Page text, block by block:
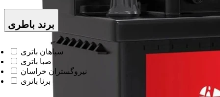
برند باطری
سپاهان باتری
صبا باتری
نیروگستران خراسان
برنا باتری